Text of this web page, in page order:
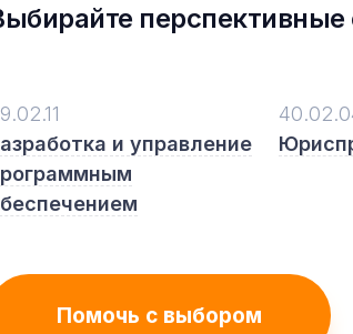
перспективные
и управление
Помочь с выбором